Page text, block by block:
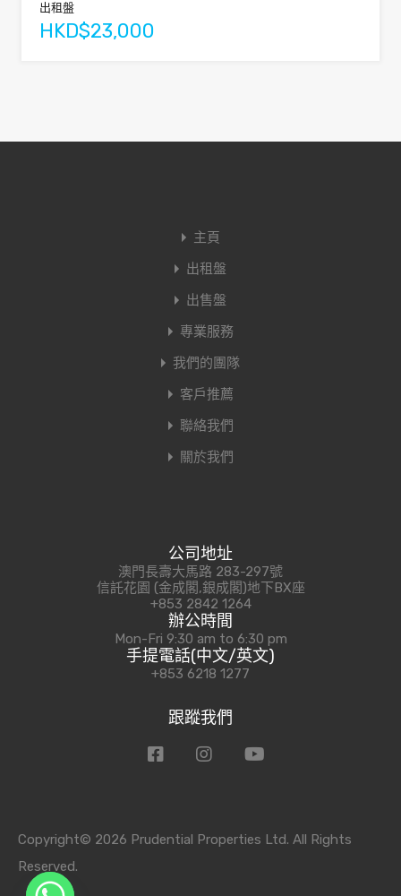
出租盤
HKD$23,000
主頁
出租盤
出售盤
專業服務
我們的團隊
客戶推薦
聯絡我們
關於我們
公司地址
澳門長壽大馬路 283-297號
信託花園 (金成閣,銀成閣)地下BX座
+853 2842 1264
辦公時間
Mon-Fri 9:30 am to 6:30 pm
手提電話(中文/英文)
+853 6218 1277
跟蹤我們
Copyright© 2026 Prudential Properties Ltd. All Rights
Reserved.